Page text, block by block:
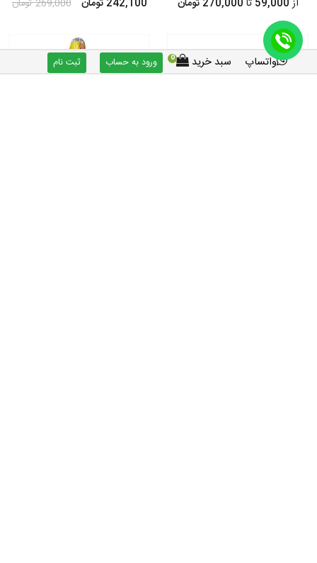
واتساپ سبد خرید 0 ورود به حساب ثبت نام
از59,000 تا
242,100 تومان
269,000 تومان
10%